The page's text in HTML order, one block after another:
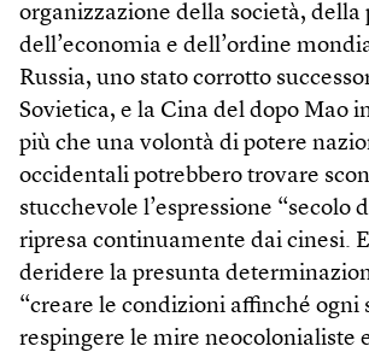
organizzazione della società, della
dell’economia e dell’ordine
Russia, uno stato corrotto
Sovietica, e la Cina del dopo Mao
più che una volontà di potere
occidentali potrebbero trovare
stucchevole l’espressione “secolo
ripresa continuamente dai cinesi.
deridere la presunta
“creare le condizioni affinché ogni
respingere le mire neocolonialiste